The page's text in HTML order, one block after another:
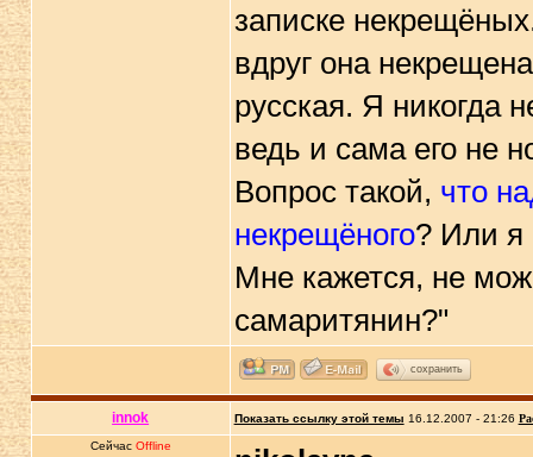
записке
вдруг она
русская. Я никогда
ведь и сама его не
Вопрос такой, что
некрещёного? Или я
Мне кажется, не
самаритянин?"
сохранить
innok Показать ссылку этой темы 16.12.2007 - 21:26
Сейчас Offline